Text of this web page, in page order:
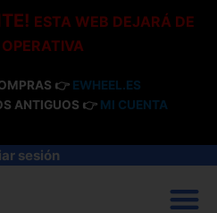
ESTA WEB DEJARÁ DE
👉 EWHEEL.ES
ANTIGUOS 👉 MI CUENTA
sesión